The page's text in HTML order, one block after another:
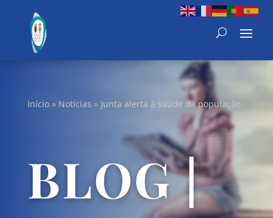
Início» Notícias » Junta alerta à saúde da população
BLOG |